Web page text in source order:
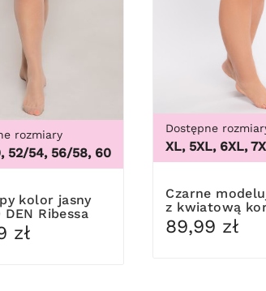
58, 60, 62, 64
rozmiary
54, 56/58, 60/62 44/46, 48/50, 52/54,
DEN Ribessa
zł
Dostępne
3XL, 4XL, 5XL, 6XL, 7XL,
Czarne modelujące figi
z kwiatową
89,99 zł